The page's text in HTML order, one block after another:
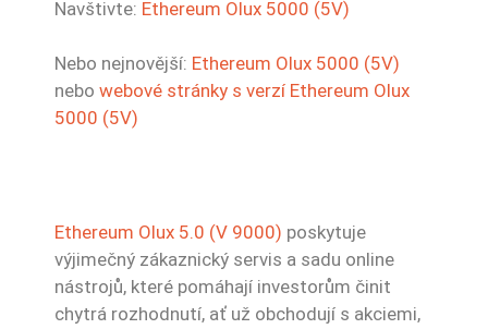
Navštivte: Ethereum Olux 5000 (5V)
Nebo nejnovější: Ethereum Olux 5000 (5V)
nebo webové stránky s verzí Ethereum Olux
5000 (5V)
Ethereum Olux 5.0 (V 9000) poskytuje
výjimečný zákaznický servis a sadu online
nástrojů, které pomáhají investorům činit
chytrá rozhodnutí, ať už obchodují s akciemi,